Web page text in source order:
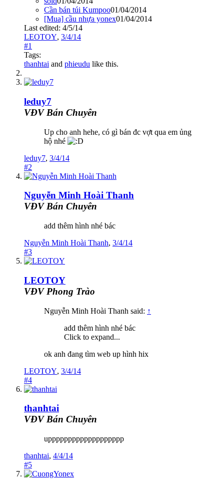
Cần bán túi Kumpoo01/04/2014
[Mua] cầu nhựa yonex01/04/2014
Last edited: 4/5/14
LEOTOY, 3/4/14
#1
Tags:
thanhtai and phieudu like this.
leduy7
VĐV Bán Chuyên
Up cho anh hehe, có gì bán đc vợt qua em ủng
hộ nhé
leduy7, 3/4/14
#2
Nguyễn Minh Hoài Thanh
VĐV Bán Chuyên
add thêm hình nhé bác
Nguyễn Minh Hoài Thanh, 3/4/14
#3
LEOTOY
VĐV Phong Trào
Nguyễn Minh Hoài Thanh said: ↑
add thêm hình nhé bác
Click to expand...
ok anh đang tìm web up hình hix
LEOTOY, 3/4/14
#4
thanhtai
VĐV Bán Chuyên
uppppppppppppppppppp
thanhtai, 4/4/14
#5